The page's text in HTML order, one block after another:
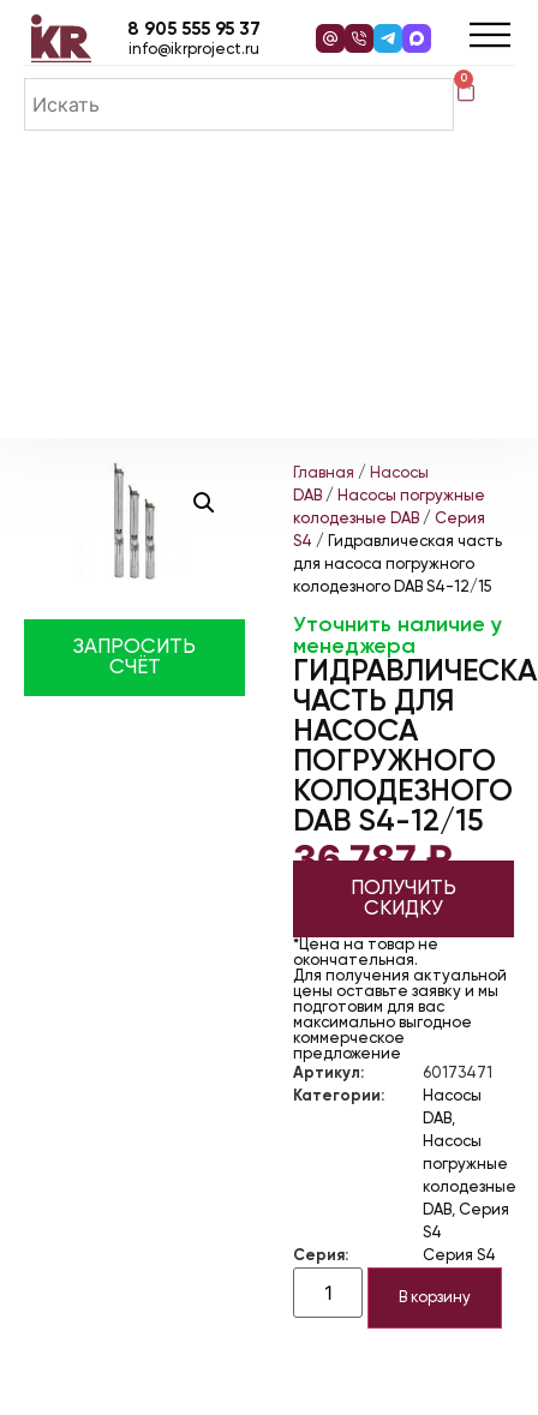
0
8 905 555 95 37
info@ikrproject.ru
ЗАПРОСИТЬ
СЧЁТ
Главная / Насосы
DAB / Насосы погружные
колодезные DAB / Серия
S4 / Гидравлическая часть
для насоса погружного
колодезного DAB S4-12/15
Уточнить наличие у
менеджера
ЧАСТЬ ДЛЯ
НАСОСА
ПОГРУЖНОГО
КОЛОДЕЗНОГО
DAB S4-12/15
36 787₽
ПОЛУЧИТЬ
СКИДКУ
*Цена на товар не
окончательная.
Для получения актуальной
цены оставьте заявку и мы
подготовим для вас
максимально выгодное
коммерческое
предложение
Артикул:
60173471
Категории:
Насосы
DAB,
Насосы
погружные
колодезные
DAB, Серия
S4
Серия:
Серия S4
В корзину